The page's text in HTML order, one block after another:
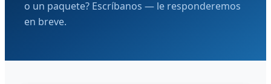
o un paquete? Escríbanos — le responderemos
en breve.